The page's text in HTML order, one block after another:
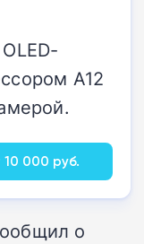
A12
000 руб.
о